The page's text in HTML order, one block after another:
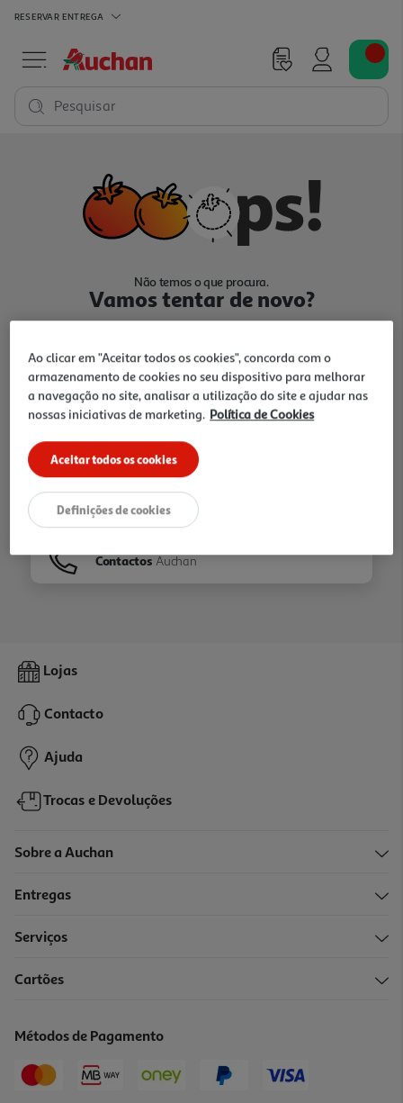
RESERVAR ENTREGA
Pesquisar
Não temos o que procura.
Vamos tentar de novo?
Ir para Homepage
Folhetos
Contactos Auchan
Lojas
Contacto
Ajuda
Trocas e Devoluções
Sobre a Auchan
Entregas
Serviços
Cartões
Métodos de Pagamento
Ao clicar em "Aceitar todos os cookies", concorda com o
armazenamento de cookies no seu dispositivo para melhorar
a navegação no site, analisar a utilização do site e ajudar nas
nossas iniciativas de marketing. Política de Cookies
Aceitar todos os cookies
Definições de cookies